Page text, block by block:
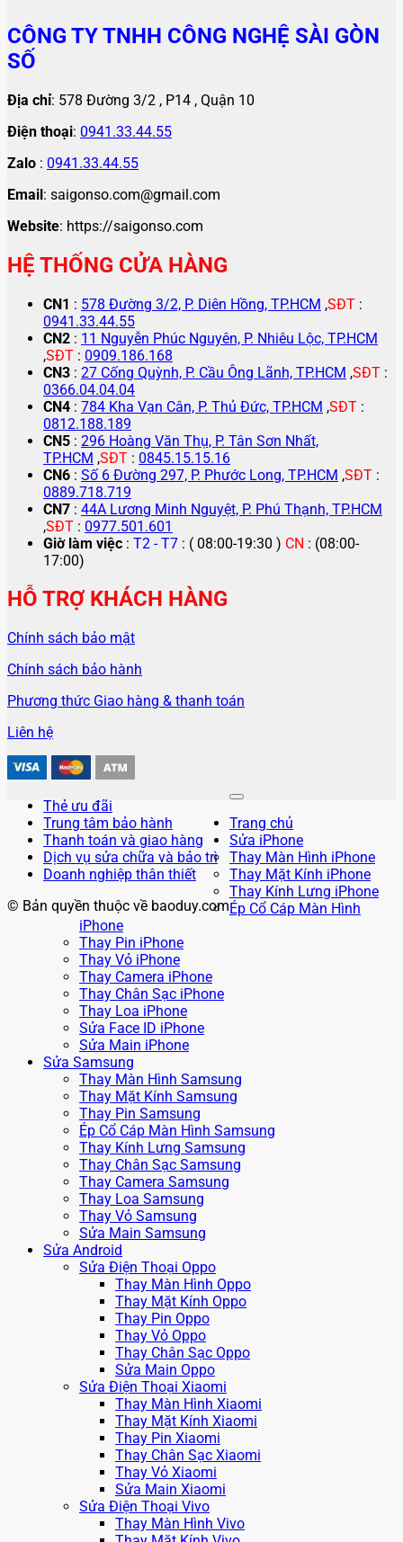
CÔNG TY TNHH CÔNG NGHỆ SÀI GÒN
SỐ
Địa chỉ: 578 Đường 3/2 , P14 , Quận 10
Điện thoại: 0941.33.44.55
Zalo : 0941.33.44.55
Email: saigonso.com@gmail.com
Website: https://saigonso.com
HỆ THỐNG CỬA HÀNG
CN1 : 578 Đường 3/2, P. Diên Hồng, TP.HCM ,SĐT :
0941.33.44.55
CN2 : 11 Nguyễn Phúc Nguyên, P. Nhiêu Lộc, TP.HCM
,SĐT : 0909.186.168
CN3 : 27 Cống Quỳnh, P. Cầu Ông Lãnh, TP.HCM ,SĐT :
0366.04.04.04
CN4 : 784 Kha Vạn Cân, P. Thủ Đức, TP.HCM ,SĐT :
0812.188.189
CN5 : 296 Hoàng Văn Thụ, P. Tân Sơn Nhất,
TP.HCM ,SĐT : 0845.15.15.16
CN6 : Số 6 Đường 297, P. Phước Long, TP.HCM ,SĐT :
0889.718.719
CN7 : 44A Lương Minh Nguyệt, P. Phú Thạnh, TP.HCM
,SĐT : 0977.501.601
Giờ làm việc : T2 - T7 : ( 08:00-19:30 ) CN : (08:00-
17:00)
HỖ TRỢ KHÁCH HÀNG
Chính sách bảo mật
Chính sách bảo hành
Phương thức Giao hàng & thanh toán
Liên hệ
Thẻ ưu đãi
Trung tâm bảo hành
Thanh toán và giao hàng
Dịch vụ sửa chữa và bảo trì
Doanh nghiệp thân thiết
© Bản quyền thuộc về baoduy.com
Trang chủ
Sửa iPhone
Thay Màn Hình iPhone
Thay Mặt Kính iPhone
Thay Kính Lưng iPhone
Ép Cổ Cáp Màn Hình
iPhone
Thay Pin iPhone
Thay Vỏ iPhone
Thay Camera iPhone
Thay Chân Sạc iPhone
Thay Loa iPhone
Sửa Face ID iPhone
Sửa Main iPhone
Sửa Samsung
Thay Màn Hình Samsung
Thay Mặt Kính Samsung
Thay Pin Samsung
Ép Cổ Cáp Màn Hình Samsung
Thay Kính Lưng Samsung
Thay Chân Sạc Samsung
Thay Camera Samsung
Thay Loa Samsung
Thay Vỏ Samsung
Sửa Main Samsung
Sửa Android
Sửa Điện Thoại Oppo
Thay Màn Hình Oppo
Thay Mặt Kính Oppo
Thay Pin Oppo
Thay Vỏ Oppo
Thay Chân Sạc Oppo
Sửa Main Oppo
Sửa Điện Thoại Xiaomi
Thay Màn Hình Xiaomi
Thay Mặt Kính Xiaomi
Thay Pin Xiaomi
Thay Chân Sạc Xiaomi
Thay Vỏ Xiaomi
Sửa Main Xiaomi
Sửa Điện Thoại Vivo
Thay Màn Hình Vivo